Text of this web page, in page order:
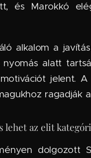
és Marokkó
alkalom a
alatt
jelent.
ragadják
lehet az elit
dolgozott